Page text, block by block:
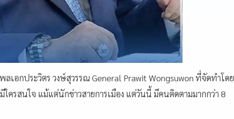
ลเอกประวิตร วงษ์สุวรรณ General Prawit Wongsuwon ที่จัดทำโดย
ครสนใจ แม้แต่นักข่าวสายการเมือง แต่วันนี้ มีคนติดตามมากกว่า 8